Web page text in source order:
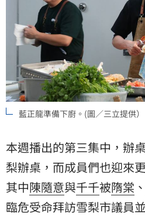
藍正龍準備下廚。(圖／三立提供）
本週播出的第三集中，辦
梨辦桌，而成員們也迎來
其中陳隨意與千千被隋棠 、
臨危受命拜訪雪梨市議員